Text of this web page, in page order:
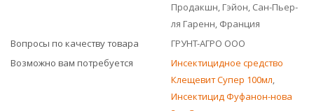
Продакшн, Гэйон, Сан-Пьер-
ля Гаренн, Франция
Вопросы по качеству товара
ГРУНТ-АГРО ООО
Возможно вам потребуется
Инсектицидное средство
Клещевит Супер 100мл,
Инсектицид Фуфанон-нова